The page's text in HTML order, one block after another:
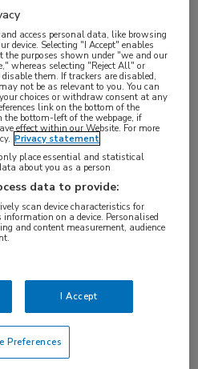
Pseudomonas
access personal data, like browsing
device. Selecting "I Accept" enables
the purposes shown under "we and our
whereas selecting "Reject All" or
them. If trackers are disabled,
not be as relevant to you. You can
choices or withdraw consent at any
link on the bottom of the
the bottom-left of the webpage, if
effect within our Website. For more
Privacy statement
place essential and statistical
about you as a person
data to provide:
scan device characteristics for
information on a device. Personalised
and content measurement, audience
I Accept
Preferences